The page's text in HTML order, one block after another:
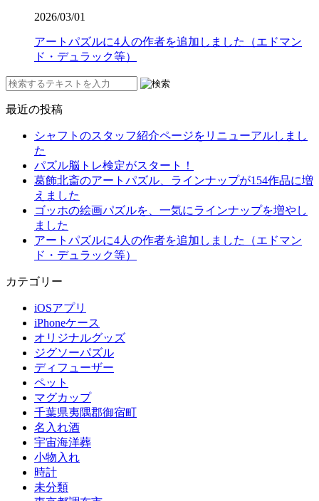
2026/03/01
アートパズルに4人の作者を追加しました（エドマン
ド・デュラック等）
最近の投稿
シャフトのスタッフ紹介ページをリニューアルしまし
た
パズル脳トレ検定がスタート！
葛飾北斎のアートパズル、ラインナップが154作品に増
えました
ゴッホの絵画パズルを、一気にラインナップを増やし
ました
アートパズルに4人の作者を追加しました（エドマン
ド・デュラック等）
カテゴリー
iOSアプリ
iPhoneケース
オリジナルグッズ
ジグソーパズル
ディフューザー
ペット
マグカップ
千葉県夷隅郡御宿町
名入れ酒
宇宙海洋葬
小物入れ
時計
未分類